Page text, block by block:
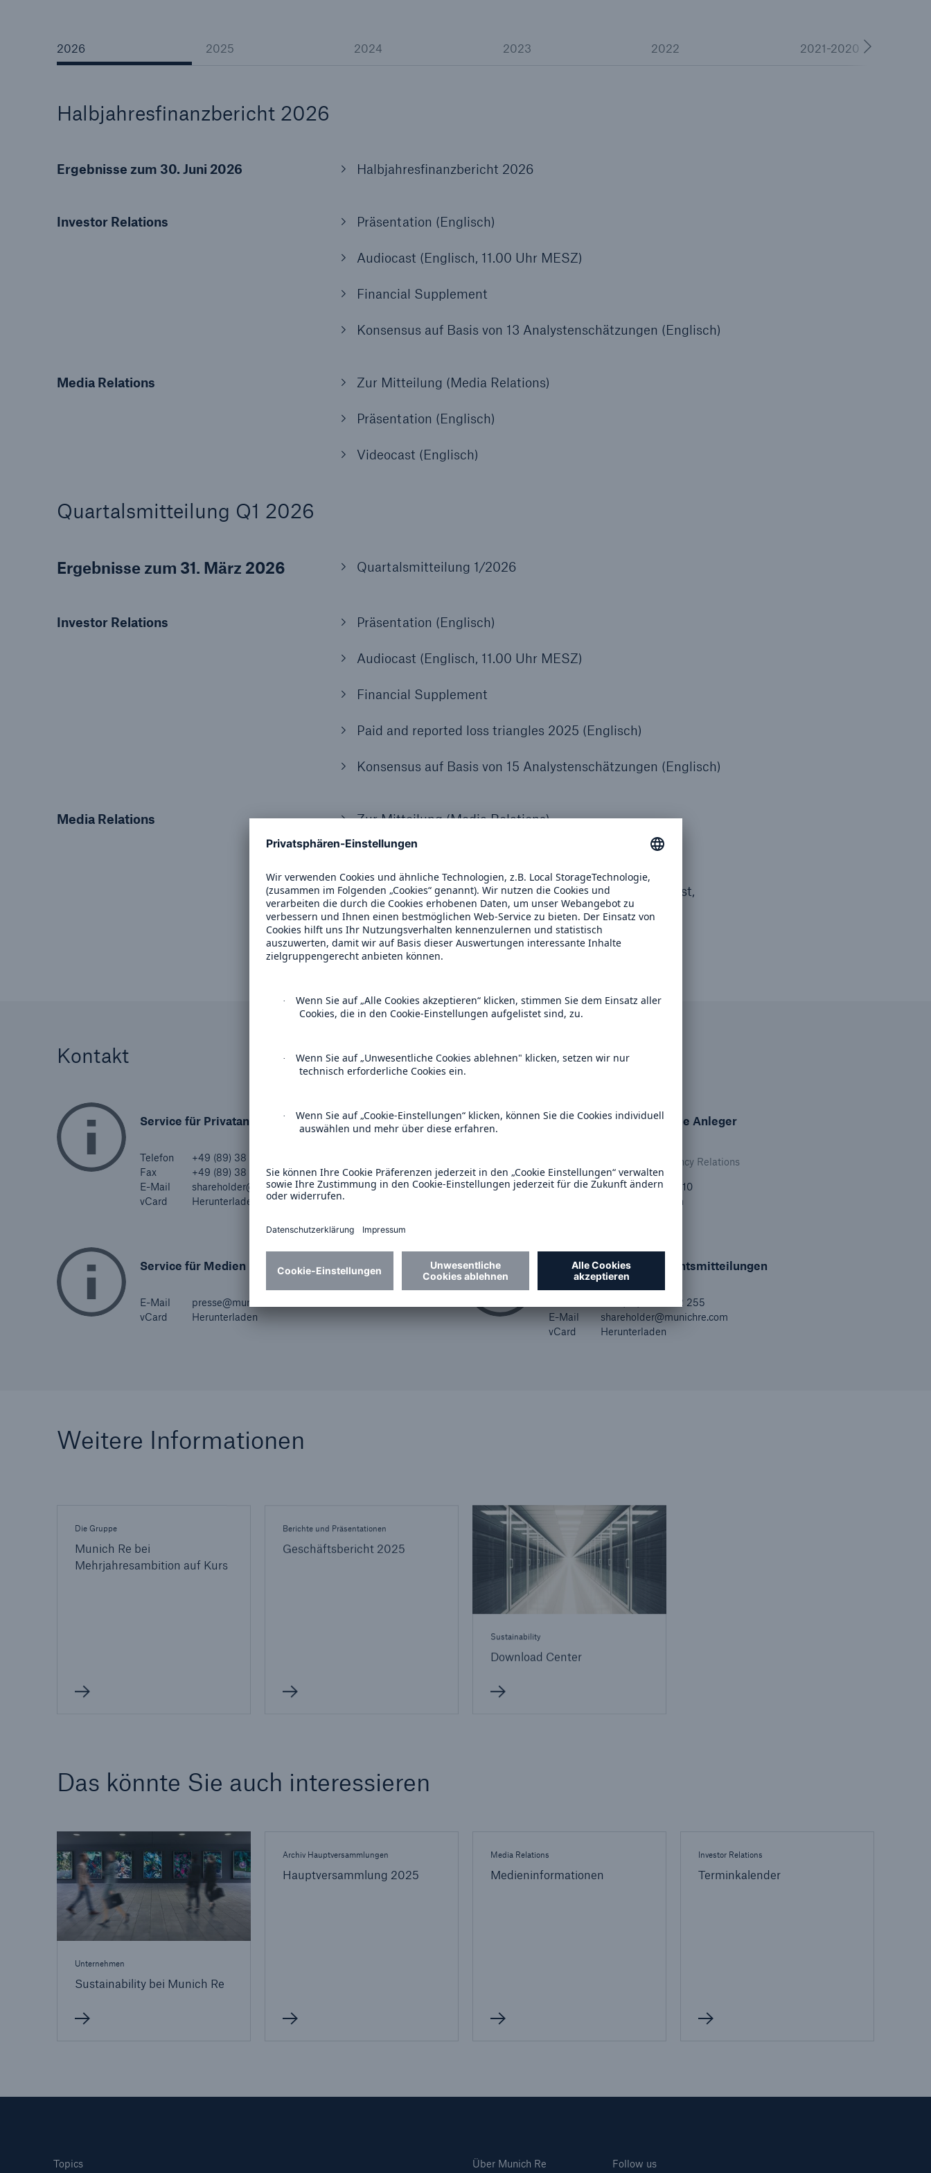
2026 2025 2024 2023 2022 2021-2020
Halbjahresfinanzbericht 2026
Ergebnisse zum 30. Juni 2026 Halbjahresfinanzbericht 2026
Investor Relations Präsentation (Englisch)
Audiocast (Englisch, 11.00 Uhr MESZ)
Financial Supplement
Konsensus auf Basis von 13 Analystenschätzungen (Englisch)
Media Relations Zur Mitteilung (Media Relations)
Präsentation (Englisch)
Videocast (Englisch)
Quartalsmitteilung Q1 2026
Ergebnisse zum 31. März 2026 Quartalsmitteilung 1/2026
Investor Relations Präsentation (Englisch)
Audiocast (Englisch, 11.00 Uhr MESZ)
Financial Supplement
Paid and reported loss triangles 2025 (Englisch)
Konsensus auf Basis von 15 Analystenschätzungen (Englisch)
Media Relations Zur Mitteilung (Media Relations)
Präsentation (Englisch)
Quartals-Medienkonferenz (Telefonkonferenz, Audiocast,
Englisch, 9.00 Uhr MESZ)
Kontakt
Service für Privatanleger
Telefon
+49 (89) 38 91-22 55
Fax
+49 (89) 38 91-7 22 55
E-Mail
shareholder@munichre.com
vCard
Herunterladen
Service für institutionelle Anleger
Leiter Investor & Rating Agency Relations
Telefon
+49 89 38 91-39 10
IR@munichre.com
Service für Medien
E-Mail
presse@munichre.com
vCard
Herunterladen
Meldung von Stimmrechtsmitteilungen
+49 (89) 38 91-72 255
E-Mail
shareholder@munichre.com
vCard
Herunterladen
Weitere Informationen
Die Gruppe
Munich Re bei
Mehrjahresambition auf Kurs
Berichte und Präsentationen
Geschäftsbericht 2025
Sustainability
Download Center
Das könnte Sie auch interessieren
Unternehmen
Sustainability bei Munich Re
Archiv Hauptversammlungen
Hauptversammlung 2025
Media Relations
Medieninformationen
Investor Relations
Terminkalender
Topics Über Munich Re Follow us
Our expert perspective for
Naturkatastrophen seit 1980
Rückversicherungspartner
CLARA reduziert die
Wartezeit bis zur
der BU-Versicherung bis zu
50 %
Geschätzte globale
wirtschaftliche Kosten der
600 bn
Lösungen